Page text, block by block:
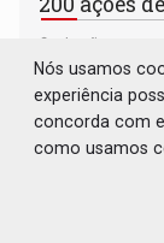
Eleições 2026
A chapa
Camargo
228 projetos
Nós usamos
experiência
concorda com
como usamos